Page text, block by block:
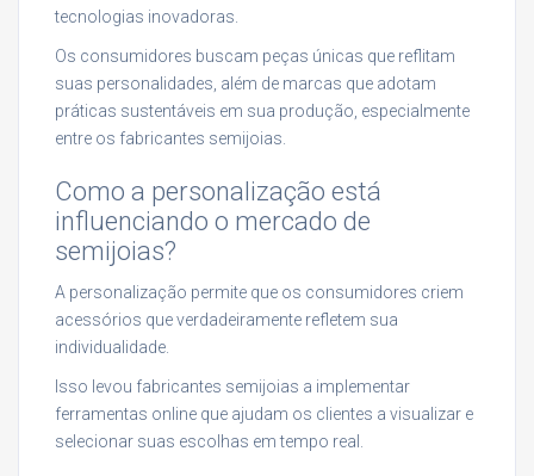
tecnologias inovadoras.
Os consumidores buscam peças únicas que reflitam
suas personalidades, além de marcas que adotam
práticas sustentáveis em sua produção, especialmente
entre os fabricantes semijoias.
Como a personalização está
influenciando o mercado de
semijoias?
A personalização permite que os consumidores criem
acessórios que verdadeiramente refletem sua
individualidade.
Isso levou fabricantes semijoias a implementar
ferramentas online que ajudam os clientes a visualizar e
selecionar suas escolhas em tempo real.